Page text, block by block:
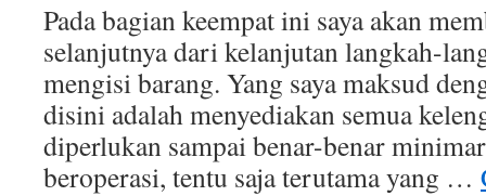
Pada bagian keempat ini saya akan
selanjutnya dari kelanjutan langkah-
mengisi barang. Yang saya maksud
disini adalah menyediakan semua
diperlukan sampai benar-benar
beroperasi, tentu saja terutama yang …